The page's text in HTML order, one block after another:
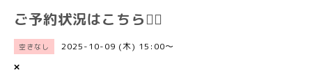
ご予約状況はこちら💁‍♀️
空きなし 2025-10-09 (木) 15:00～
×